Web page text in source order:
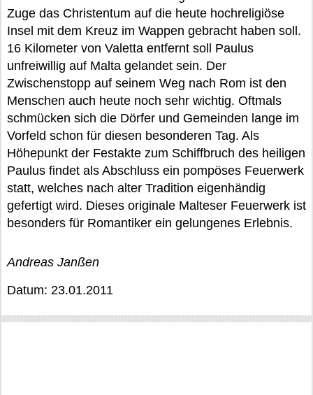
Zuge das Christentum auf die heute hochreligiöse
Insel mit dem Kreuz im Wappen gebracht haben soll.
16 Kilometer von Valetta entfernt soll Paulus
unfreiwillig auf Malta gelandet sein. Der
Zwischenstopp auf seinem Weg nach Rom ist den
Menschen auch heute noch sehr wichtig. Oftmals
schmücken sich die Dörfer und Gemeinden lange im
Vorfeld schon für diesen besonderen Tag. Als
Höhepunkt der Festakte zum Schiffbruch des heiligen
Paulus findet als Abschluss ein pompöses Feuerwerk
statt, welches nach alter Tradition eigenhändig
gefertigt wird. Dieses originale Malteser Feuerwerk ist
besonders für Romantiker ein gelungenes Erlebnis.
Andreas Janßen
Datum: 23.01.2011